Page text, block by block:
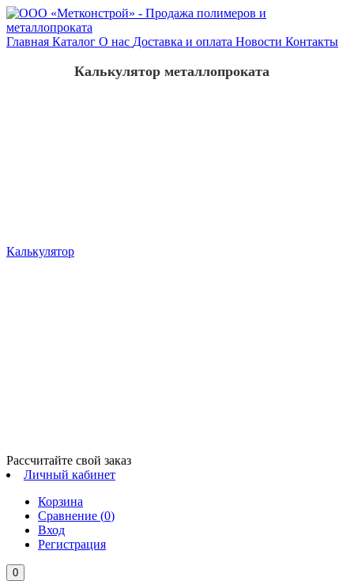
Главная Каталог О нас Доставка и оплата Новости Контакты
Калькулятор
Калькулятор металлопроката
Рассчитайте свой заказ
Личный кабинет
Корзина
Сравнение (0)
Вход
Регистрация
0